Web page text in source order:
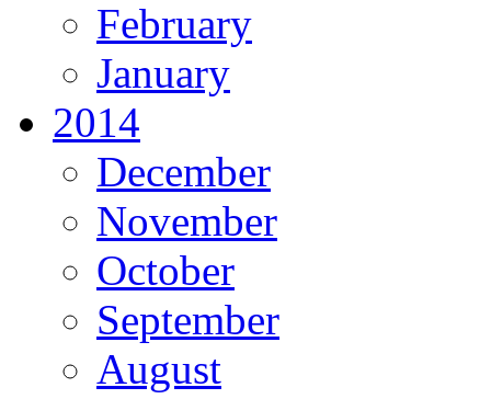
February
January
2014
December
November
October
September
August